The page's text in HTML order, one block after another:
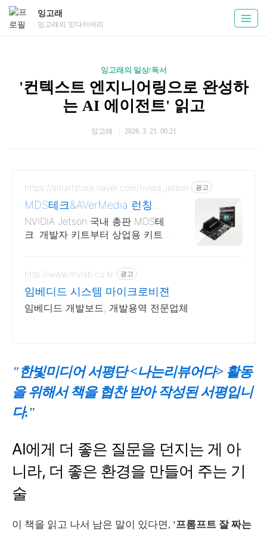
잉고래
잉고래의 잇다이어리
잉고래의 일상/독서
'컨텍스트 엔지니어링으로 완성하
는 AI 에이전트' 읽고
잉고래 2026. 3. 21. 00:21
https://smartstore.naver.com/nvidia_jetson 광고
MDS테크&AVerMedia 런칭기
념할인이벤트
NVIDIA Jetson 국내 총판 MDS테
크. 개발자 키트부터 상업용 키트
http://www.mvlab.co.kr 광고
임베디드 시스템 마이크로비젼
임베디드 개발보드, 개발용역 전문업체
"한빛미디어 서평단 <나는리뷰어다> 활동
을 위해서 책을 협찬 받아 작성된 서평입니
다."
AI에게 더 좋은 질문을 던지는 게 아
니라, 더 좋은 환경을 만들어 주는 기
술
이 책을 읽고 나서 남은 말이 있다면, '프롬프트 잘 짜는